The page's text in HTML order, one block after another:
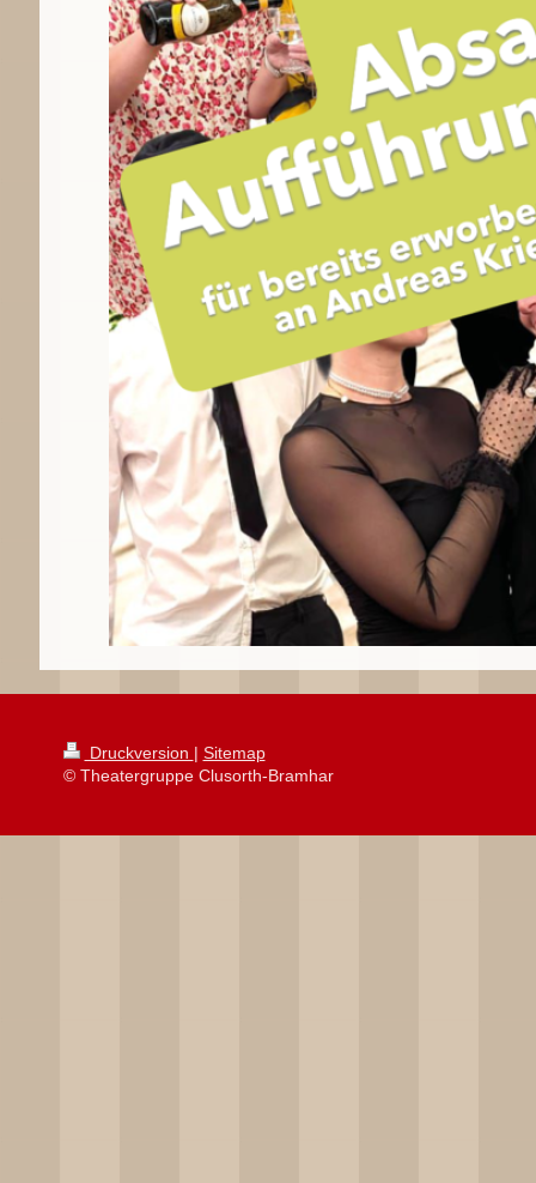
Druckversion | Sitemap
© Theatergruppe Clusorth-Bramhar